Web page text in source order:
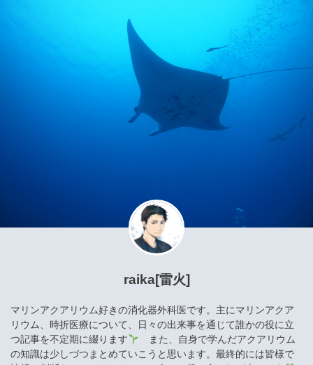
raika[雷火]
マリンアクアリウム好きの消化器外科医です。主にマリンアクア
リウム、時折医療について、日々の出来事を通じて誰かの役に立
つ記事を不定期に綴ります
また、自身で学んだアクアリウム
の知識は少しづつまとめていこうと思います。最終的には皆様で